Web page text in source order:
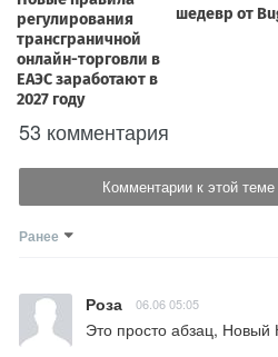
53 комментария
Комментарии к этой
Ранее
Роза 06.06 05:05
Это просто абзац, Новый